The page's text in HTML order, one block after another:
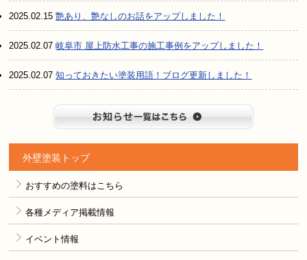
2025.02.15艶あり、艶なしのお話をアップしました！
2025.02.07岐阜市 屋上防水工事の施工事例をアップしました！
2025.02.07知っておきたい塗装用語！ブログ更新しました！
外壁塗装トップ
おすすめの塗料はこちら
各種メディア掲載情報
イベント情報